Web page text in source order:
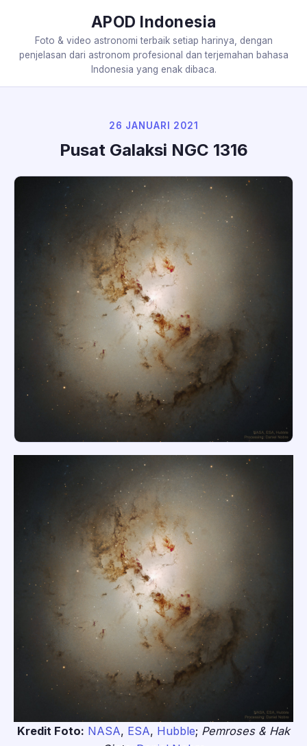
APOD Indonesia
Foto & video astronomi terbaik setiap harinya, dengan
penjelasan dari astronom profesional dan terjemahan bahasa
Indonesia yang enak dibaca.
26 JANUARI 2021
Pusat Galaksi NGC 1316
Kredit Foto: NASA, ESA, Hubble; Pemroses & Hak